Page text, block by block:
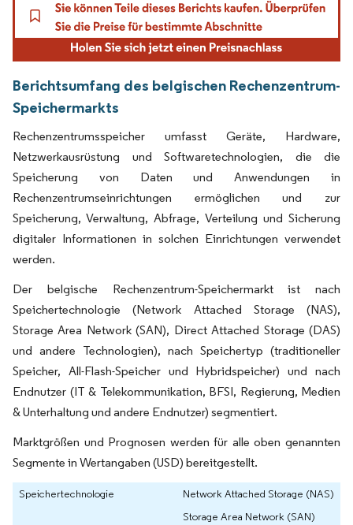
Berichtsumfang des belgischen Rechenzentrum-
Speichermarkts
Rechenzentrumsspeicher umfasst Geräte, Hardware,
Netzwerkausrüstung und Softwaretechnologien, die die
Speicherung von Daten und Anwendungen in
Rechenzentrumseinrichtungen ermöglichen und zur
Speicherung, Verwaltung, Abfrage, Verteilung und Sicherung
digitaler Informationen in solchen Einrichtungen verwendet
werden.
Der belgische Rechenzentrum-Speichermarkt ist nach
Speichertechnologie (Network Attached Storage (NAS),
Storage Area Network (SAN), Direct Attached Storage (DAS)
und andere Technologien), nach Speichertyp (traditioneller
Speicher, All-Flash-Speicher und Hybridspeicher) und nach
Endnutzer (IT & Telekommunikation, BFSI, Regierung, Medien
& Unterhaltung und andere Endnutzer) segmentiert.
Marktgrößen und Prognosen werden für alle oben genannten
Segmente in Wertangaben (USD) bereitgestellt.
Speichertechnologie
Network Attached Storage (NAS)
Storage Area Network (SAN)